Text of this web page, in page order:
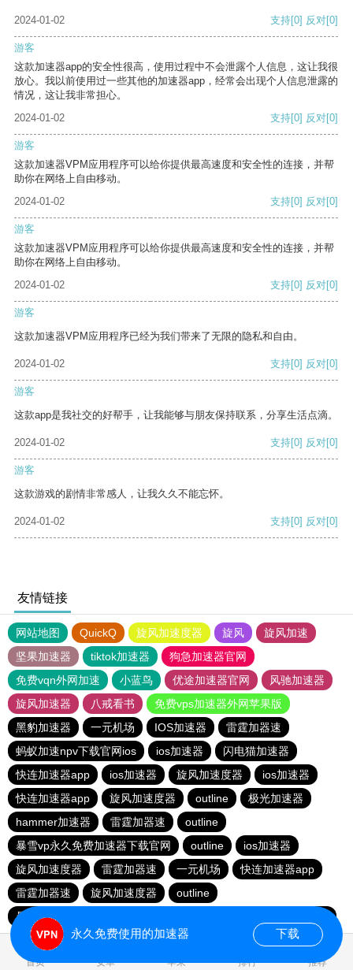
2024-01-02 支持[0] 反对[0]
游客
这款加速器app的安全性很高，使用过程中不会泄露个人信息，这让我很
放心。我以前使用过一些其他的加速器app，经常会出现个人信息泄露的
情况，这让我非常担心。
2024-01-02
支持[0] 反对[0]
游客
这款加速器VPM应用程序可以给你提供最高速度和安全性的连接，并帮
助你在网络上自由移动。
2024-01-02
支持[0] 反对[0]
游客
这款加速器VPM应用程序可以给你提供最高速度和安全性的连接，并帮
助你在网络上自由移动。
2024-01-02
支持[0] 反对[0]
游客
这款加速器VPM应用程序已经为我们带来了无限的隐私和自由。
2024-01-02 支持[0] 反对[0]
游客
这款app是我社交的好帮手，让我能够与朋友保持联系，分享生活点滴。
2024-01-02 支持[0] 反对[0]
游客
这款游戏的剧情非常感人，让我久久不能忘怀。
2024-01-02 支持[0] 反对[0]
友情链接
网站地图 QuickQ 旋风加速度器 旋风
旋风加速
坚果加速器
tiktok加速器
狗急加速器官网
免费vqn外网加速
小蓝鸟 优途加速器官网
风驰加速器
旋风加速器
八戒看书
免费vps加速器外网苹果版
黑豹加速器
一元机场 IOS加速器
雷霆加器速
蚂蚁加速npv下载官网ios
ios加速器
闪电猫加速器
快连加速器app
ios加速器 旋风加速度器
ios加速器
快连加速器app
旋风加速度器 outline
极光加速器
hammer加速器
雷霆加器速
outline
暴雪vp永久免费加速器下载官网
outline
ios加速器
旋风加速度器
雷霆加器速 一元机场
快连加速器app
雷霆加器速
旋风加速度器
outline
暴雪vp永久免费加速器下载官网
首页 安卓 苹果 排行 推荐
永久免费使用的加速器 下载
0.817003s